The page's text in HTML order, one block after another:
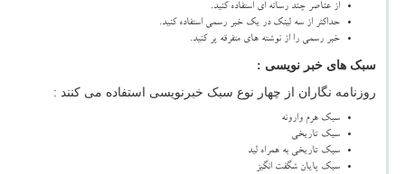
از عناصر چند رسانه ای استفاده کنید.
حداکثر از سه لینک در یک خبر رسمی استفاده کنید.
خبر رسمی را از نوشته های متفرقه پر کنید.
سبک های خبر نویسی :
روزنامه نگاران از چهار نوع سبک خبرنویسی استفاده می کنند :
سبک هرم وارونه
سبک تاریخی
سبک تاریخی به همراه لید
سبک پایان شگفت انگیز